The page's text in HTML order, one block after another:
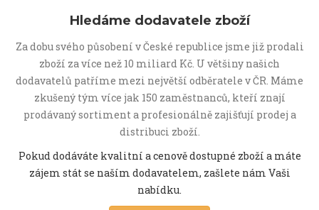
Hledáme dodavatele zboží
Za dobu svého působení v České republice jsme již prodali
zboží za více než 10 miliard Kč. U většiny našich
dodavatelů patříme mezi největší odběratele v ČR. Máme
zkušený tým více jak 150 zaměstnanců, kteří znají
prodávaný sortiment a profesionálně zajišťují prodej a
distribuci zboží.
Pokud dodáváte kvalitní a cenově dostupné zboží a máte
zájem stát se naším dodavatelem, zašlete nám Vaši
nabídku.